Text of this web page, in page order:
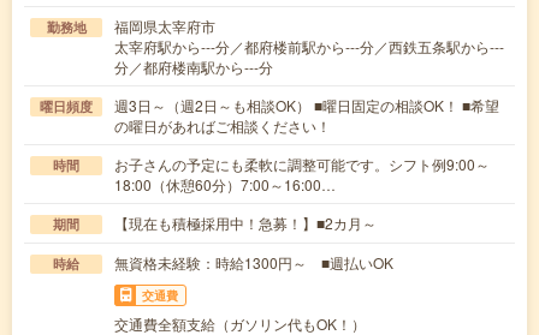
勤務地
福岡県太宰府市
太宰府駅から---分／都府楼前駅から---分／西鉄五条駅から---
分／都府楼南駅から---分
曜日頻度
週3日～（週2日～も相談OK） ■曜日固定の相談OK！ ■希望
の曜日があればご相談ください！
時間
お子さんの予定にも柔軟に調整可能です。シフト例9:00～
18:00（休憩60分）7:00～16:00…
期間 【現在も積極採用中！急募！】■2カ月～
時給 無資格未経験：時給1300円～ ■週払いOK
交通費
交通費全額支給（ガソリン代もOK！）